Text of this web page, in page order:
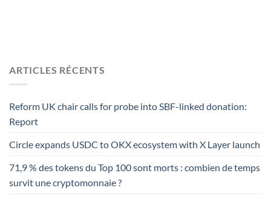
ARTICLES RÉCENTS
Reform UK chair calls for probe into SBF-linked donation:
Report
Circle expands USDC to OKX ecosystem with X Layer launch
71,9 % des tokens du Top 100 sont morts : combien de temps
survit une cryptomonnaie ?